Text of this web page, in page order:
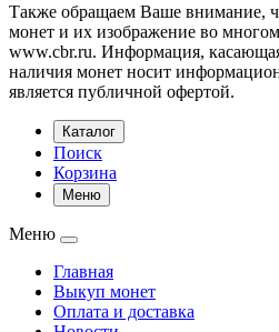
Также обращаем Ваше внимание,
монет и их изображение во
www.cbr.ru. Информация,
наличия монет носит
является публичной офертой.
Каталог
Поиск
Корзина
Меню
Меню
Главная
Выкуп монет
Оплата и доставка